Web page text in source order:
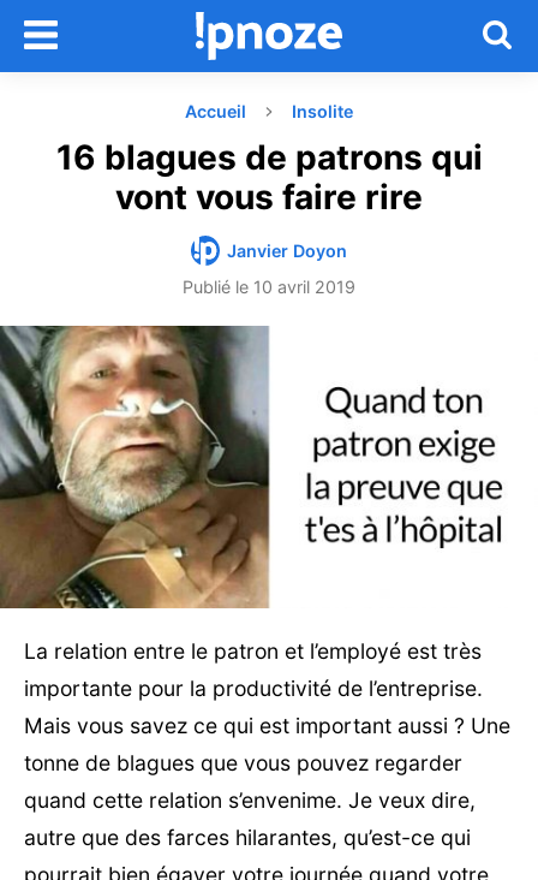
Accueil Insolite
16 blagues de patrons qui
vont vous faire rire
Janvier Doyon
Publié le 10 avril 2019
La relation entre le patron et l’employé est très
importante pour la productivité de l’entreprise.
Mais vous savez ce qui est important aussi ? Une
tonne de blagues que vous pouvez regarder
quand cette relation s’envenime. Je veux dire,
autre que des farces hilarantes, qu’est-ce qui
pourrait bien égayer votre journée quand votre